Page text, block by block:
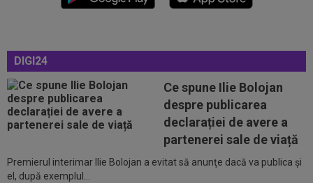
DIGI24
Ce spune Ilie Bolojan
despre publicarea
declarației de avere a
partenerei sale de viață
Premierul interimar Ilie Bolojan a evitat să anunţe dacă va publica şi
el, după exemplul...
cu Florin Tănase și a făcut anunțul în...
prelungirea cu Inter până în 2030
care le-a adus victoria în Europa...
19:30 LIVE VIDEO&TEXT
CFR Cluj - Tromso 0-0,
DGS 2 | Căldură mare - spectatori puțini pe Cluj Arena...
19:27 EXCLUSIV
Adrian Cristea a vorbit despre
problemele lui Cătălin Cîrjan: "Are de suferit"